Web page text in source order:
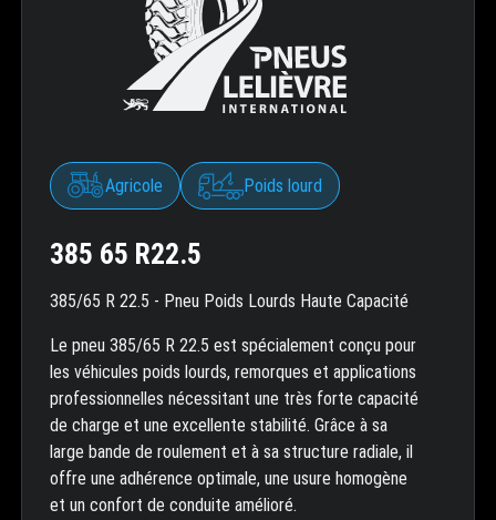
Agricole Poids lourd
385 65 R22.5
385/65 R 22.5 - Pneu Poids Lourds Haute Capacité
Le pneu 385/65 R 22.5 est spécialement conçu pour
les véhicules poids lourds, remorques et applications
professionnelles nécessitant une très forte capacité
de charge et une excellente stabilité. Grâce à sa
large bande de roulement et à sa structure radiale, il
offre une adhérence optimale, une usure homogène
et un confort de conduite amélioré.